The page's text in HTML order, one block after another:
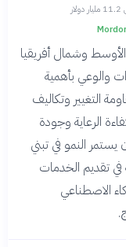
وشمال أفريقيا
والوعي بأهمية
التغيير وتكاليف
الرعاية وجودة
النمو في تبني
في تقديم الخدمات
الاصطناعي